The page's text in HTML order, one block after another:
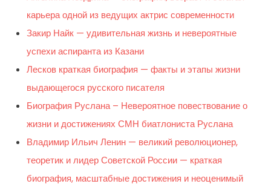
карьера одной из ведущих актрис современности
Закир Найк — удивительная жизнь и невероятные
успехи аспиранта из Казани
Лесков краткая биография — факты и этапы жизни
выдающегося русского писателя
Биография Руслана – Невероятное повествование о
жизни и достижениях СМН биатлониста Руслана
Владимир Ильич Ленин — великий революционер,
теоретик и лидер Советской России — краткая
биография, масштабные достижения и неоценимый